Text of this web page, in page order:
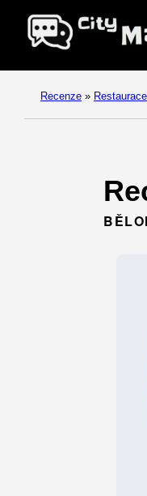
Recenze » Restaurace